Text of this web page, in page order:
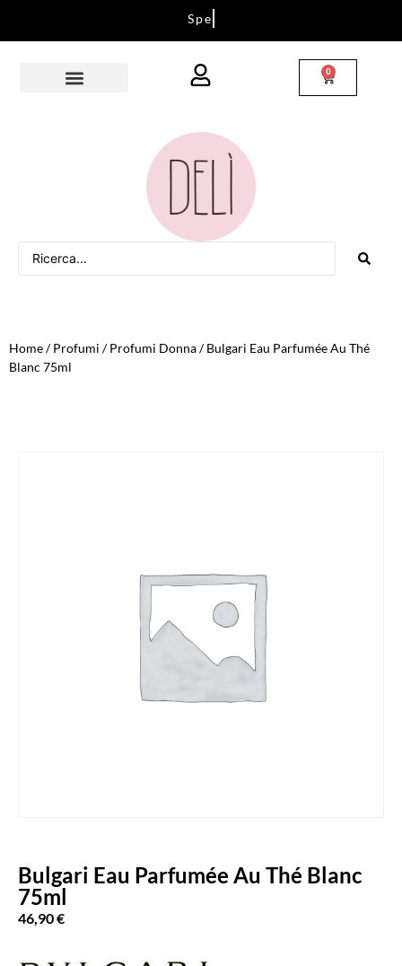
Sp
e
d
i
z
i
o
n
i
i
n
t
u
t
t
a
I
t
a
l
i
a
0
Home/Profumi /Profumi Donna/ Bulgari Eau Parfumée Au Thé
Blanc 75ml
Bulgari Eau Parfumée Au Thé Blanc
75ml
46,90€